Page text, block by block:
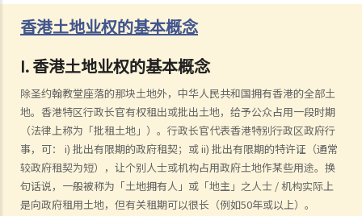
香港土地业权的基本概念
I. 香港土地业权的基本概念
除圣约翰教堂座落的那块土地外，中华人民共和国拥有香港的全部土
地。香港特区行政长官有权租出或批出土地，给予公众占用一段时期
（法律上称为「批租土地」）。行政长官代表香港特别行政区政府行
事，可： i) 批出有限期的政府租契；或 ii) 批出有限期的特许证（通常
较政府租契为短），让个别人士或机构占用政府土地作某些用途。换
句话说，一般被称为「土地拥有人」或「地主」之人士 / 机构实际上
是向政府租用土地，但有关租期可以很长（例如50年或以上）。